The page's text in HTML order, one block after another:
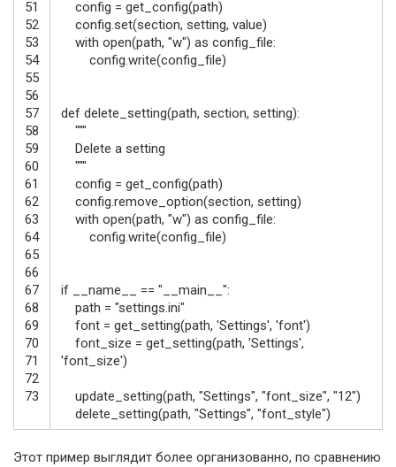
51
52
53
54
55
56
57
58
59
60
61
62
63
64
65
66
67
68
69
70
71
72
73
config = get_config(path)
config.set(section, setting, value)
with open(path, "w") as config_file:
config.write(config_file)
def delete_setting(path, section, setting):
"""
Delete a setting
"""
config = get_config(path)
config.remove_option(section, setting)
with open(path, "w") as config_file:
config.write(config_file)
if __name__ == "__main__":
path = "settings.ini"
font = get_setting(path, 'Settings', 'font')
font_size = get_setting(path, 'Settings',
'font_size')
update_setting(path, "Settings", "font_size", "12")
delete_setting(path, "Settings", "font_style")
Этот пример выглядит более организованно, по сравнению